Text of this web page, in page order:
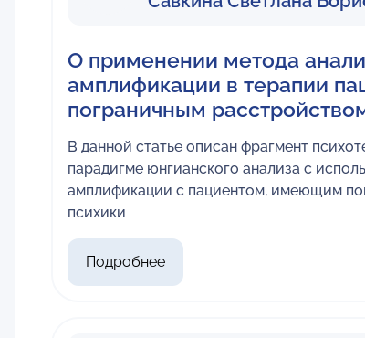
О применении метода
амплификации в терапии
пограничным
В данной статье описан фрагмент
парадигме юнгианского анализа с
амплификации с пациентом, имеющим
психики
Подробнее